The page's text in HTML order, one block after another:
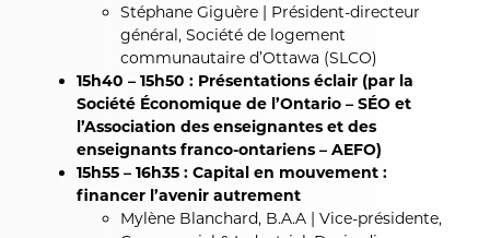
Stéphane Giguère | Président-directeur
général, Société de logement
communautaire d’Ottawa (SLCO)
15h40 – 15h50 : Présentations éclair (par la
Société Économique de l’Ontario – SÉO et
l’Association des enseignantes et des
enseignants franco-ontariens – AEFO)
15h55 – 16h35 : Capital en mouvement :
financer l’avenir autrement
Mylène Blanchard, B.A.A | Vice-présidente,